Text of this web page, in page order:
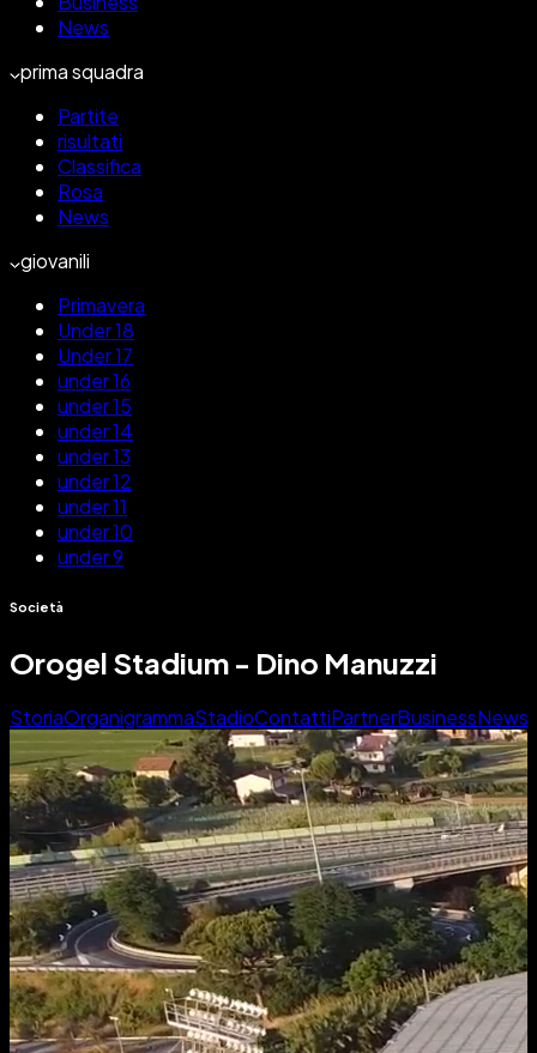
News
prima squadra
Partite
risultati
Classifica
Rosa
News
giovanili
Primavera
Under 18
Under 17
under 16
under 15
under 14
under 13
under 12
under 11
under 10
under 9
Società
Orogel Stadium - Dino Manuzzi
StoriaOrganigrammaStadioContattiPartnerBusinessNews